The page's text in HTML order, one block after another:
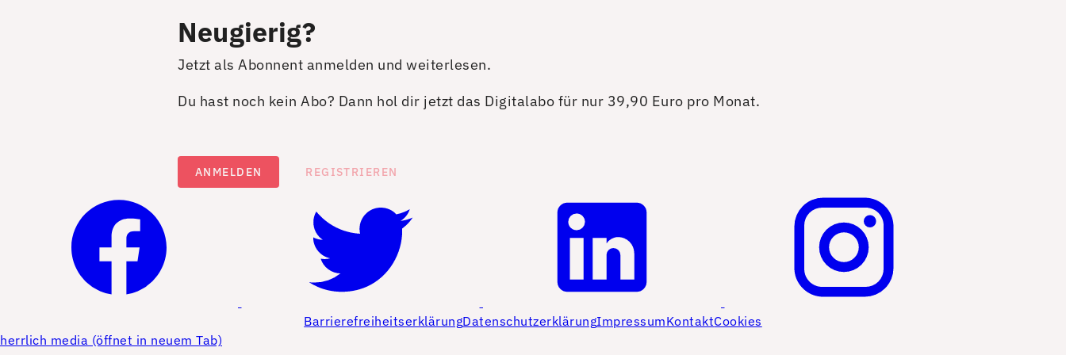
Neugierig?
Jetzt als Abonnent anmelden und weiterlesen.
Du hast noch kein Abo? Dann hol dir jetzt das Digitalabo für nur 39,90 Euro pro Monat.
ANMELDEN REGISTRIEREN
BarrierefreiheitserklärungDatenschutzerklärungImpressumKontaktCookies
herrlich media (öffnet in neuem Tab)